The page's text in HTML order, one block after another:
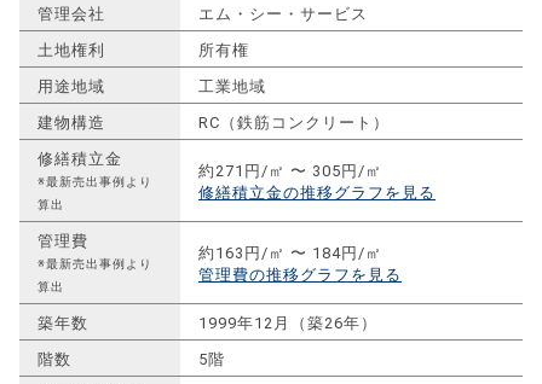
管理会社
エム・シー・サービス
土地権利
所有権
用途地域
工業地域
建物構造
RC（鉄筋コンクリート）
修繕積立金
※最新売出事例より
算出
約271円/㎡ 〜 305円/㎡
修繕積立金の推移グラフを見る
管理費
※最新売出事例より
算出
約163円/㎡ 〜 184円/㎡
管理費の推移グラフを見る
築年数
1999年12月（築26年）
階数
5階